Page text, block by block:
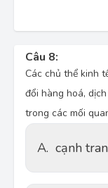
Câu 8:
Các chủ thể kinh
đổi hàng hoá,
trong các mối
A. cạnh